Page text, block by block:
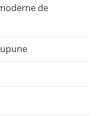
de